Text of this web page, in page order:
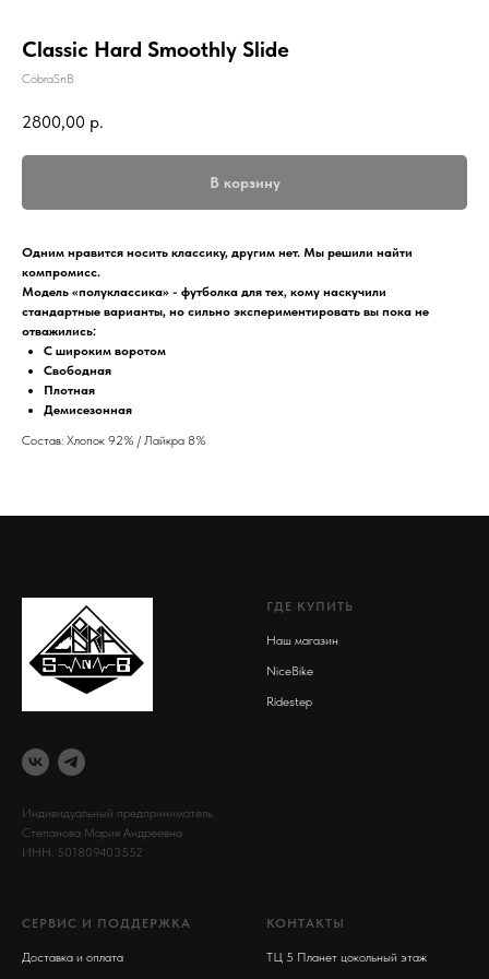
Classic Hard Smoothly Slide
CobraSnB
2800,00 р.
В корзину
Одним нравится носить классику, другим нет. Мы решили найти
компромисс.
Модель «полуклассика» - футболка для тех, кому наскучили
стандартные варианты, но сильно экспериментировать вы пока не
отважились:
С широким воротом
Свободная
Плотная
Демисезонная
Состав: Хлопок 92% / Лайкра 8%
Индивидуальный предприниматель
Степанова Мария Андреевна
ИНН: 501809403552
ГДЕ КУПИТЬ
Наш магазин
NiceBike
Ridestep
СЕРВИС И ПОДДЕРЖКА
Доставка и оплата
КОНТАКТЫ
ТЦ 5 Планет цокольный этаж